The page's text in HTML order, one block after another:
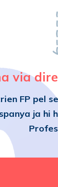
via
FP pel
ja hi